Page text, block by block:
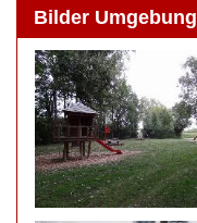
Bilder Umgebung